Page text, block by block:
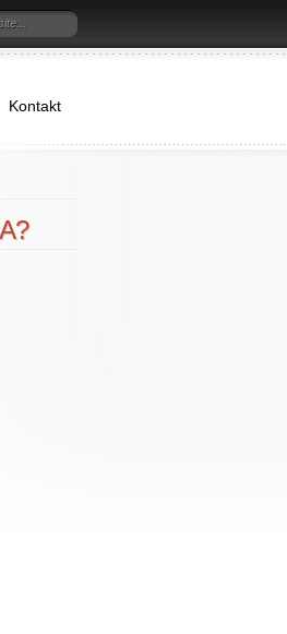
Kontakt